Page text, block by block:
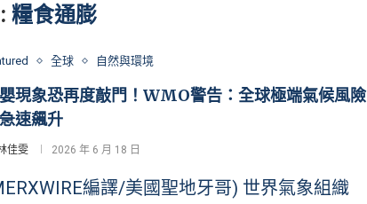
糧食通膨
全球 自然與環境
現象恐再度敲門！WMO警告：全球極端氣候風險
速飆升
佳雯 2026 年 6 月 18 日
編譯/美國聖地牙哥) 世界氣象組織